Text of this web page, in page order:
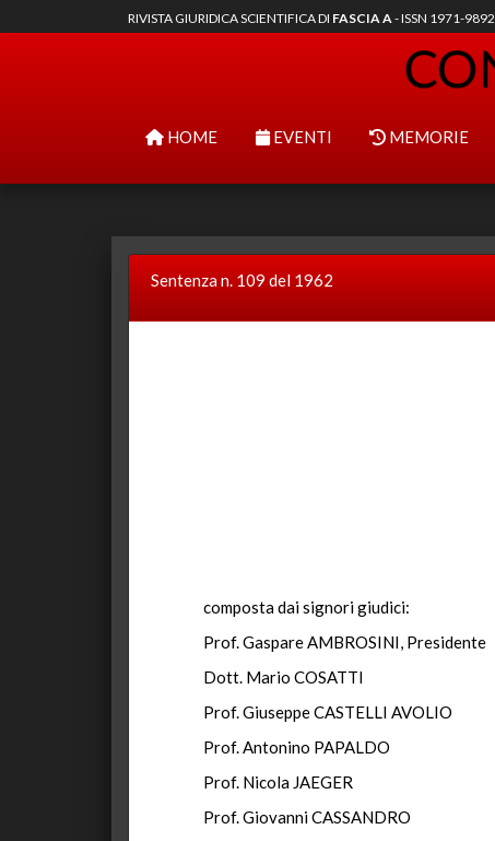
RIVISTA GIURIDICA SCIENTIFICA DI FASCIA A- ISSN 1971-
HOME EVENTI MEMORIE
Sentenza n. 109 del 1962
composta dai signori giudici:
Prof. Gaspare AMBROSINI, Presidente
Dott. Mario COSATTI
Prof. Giuseppe CASTELLI AVOLIO
Prof. Antonino PAPALDO
Prof. Nicola JAEGER
Prof. Giovanni CASSANDRO